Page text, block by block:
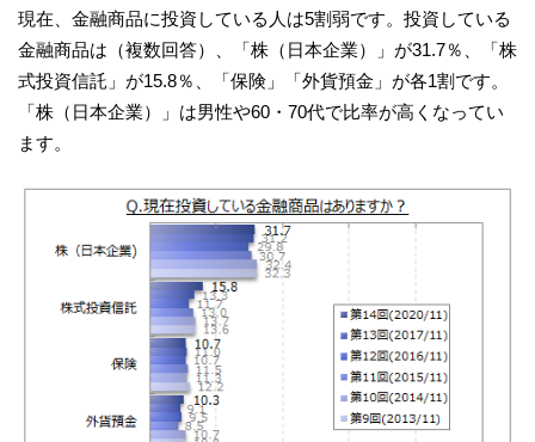
現在、金融商品に投資している人は5割弱です。投資している
金融商品は（複数回答）、「株（日本企業）」が31.7％、「株
式投資信託」が15.8％、「保険」「外貨預金」が各1割です。
「株（日本企業）」は男性や60・70代で比率が高くなってい
ます。